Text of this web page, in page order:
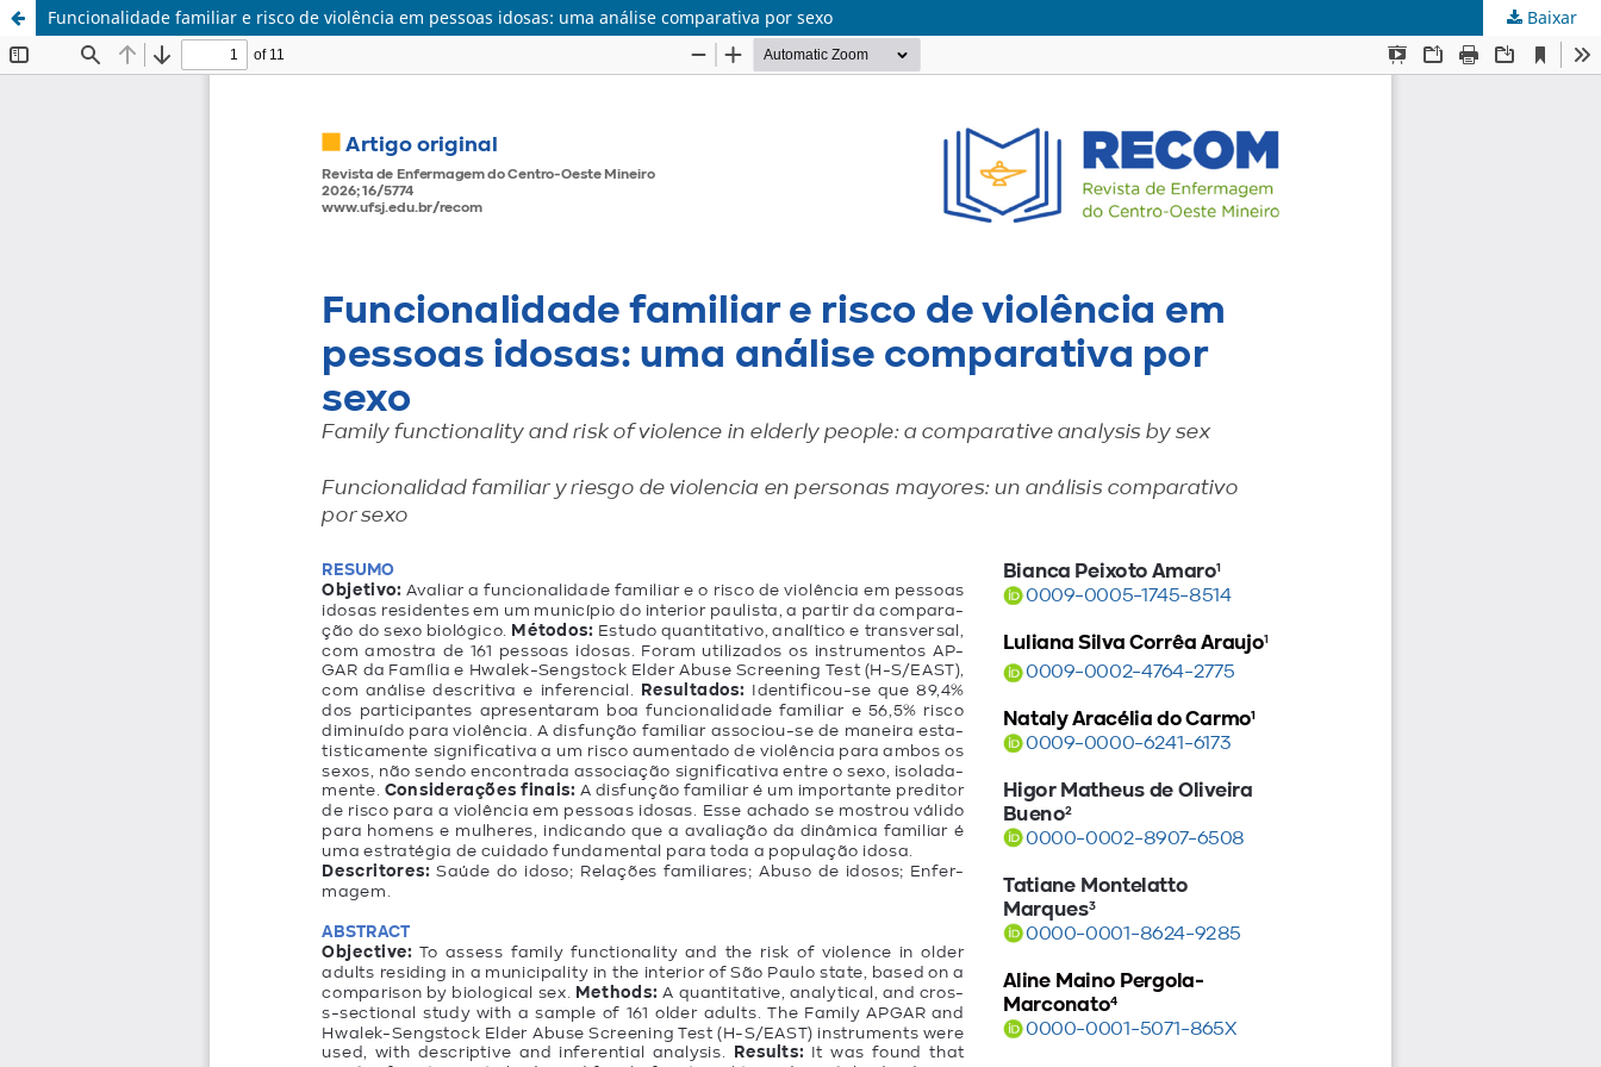
Funcionalidade familiar e risco de violência em pessoas idosas: uma análise comparativa por sexo Baixar